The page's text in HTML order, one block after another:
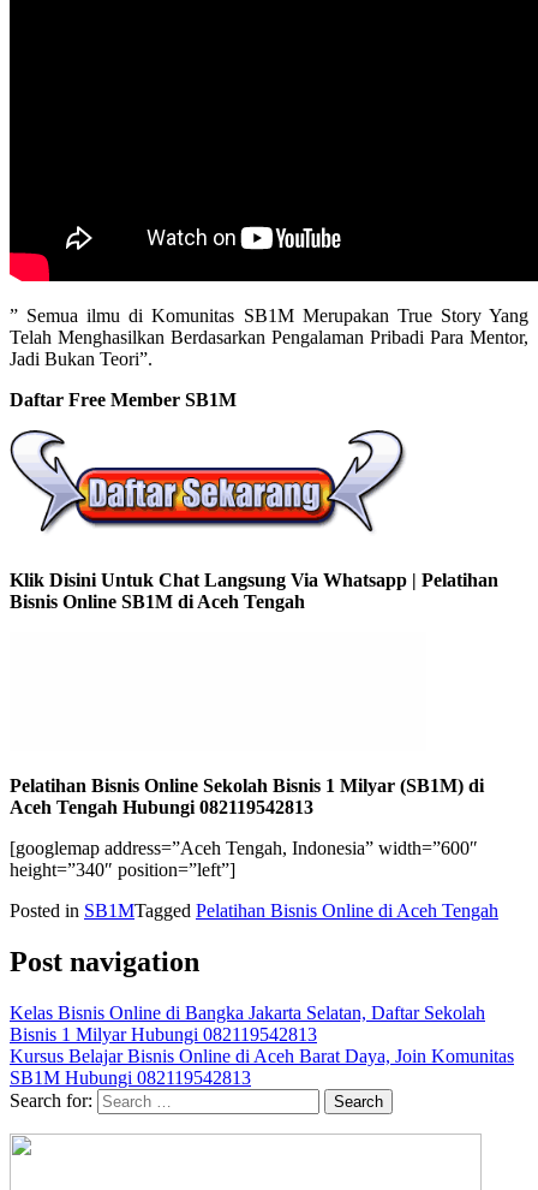
” Semua ilmu di Komunitas SB1M Merupakan True Story Yang
Telah Menghasilkan Berdasarkan Pengalaman Pribadi Para Mentor,
Jadi Bukan Teori”.
Daftar Free Member SB1M
Klik Disini Untuk Chat Langsung Via Whatsapp | Pelatihan
Bisnis Online SB1M di Aceh Tengah
Pelatihan Bisnis Online Sekolah Bisnis 1 Milyar (SB1M) di
Aceh Tengah Hubungi 082119542813
[googlemap address=”Aceh Tengah, Indonesia” width=”600″
height=”340″ position=”left”]
Posted in SB1MTagged Pelatihan Bisnis Online di Aceh Tengah
Post navigation
Kelas Bisnis Online di Bangka Jakarta Selatan, Daftar Sekolah
Bisnis 1 Milyar Hubungi 082119542813
Kursus Belajar Bisnis Online di Aceh Barat Daya, Join Komunitas
SB1M Hubungi 082119542813
Search for: